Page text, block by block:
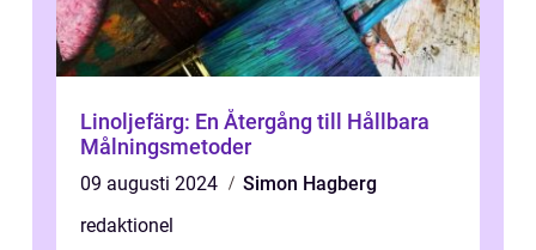
Linoljefärg: En Återgång till Hållbara
Målningsmetoder
09 augusti 2024
Simon Hagberg
redaktionel